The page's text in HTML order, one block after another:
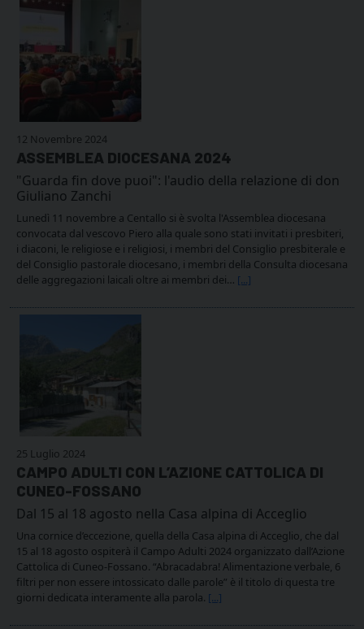
12 Novembre 2024
ASSEMBLEA DIOCESANA 2024
"Guarda fin dove puoi": l'audio della relazione di don
Giuliano Zanchi
Lunedì 11 novembre a Centallo si è svolta l'Assemblea diocesana
convocata dal vescovo Piero alla quale sono stati invitati i presbiteri,
i diaconi, le religiose e i religiosi, i membri del Consiglio presbiterale e
del Consiglio pastorale diocesano, i membri della Consulta diocesana
delle aggregazioni laicali oltre ai membri dei… [...]
25 Luglio 2024
CAMPO ADULTI CON L’AZIONE CATTOLICA DI
CUNEO-FOSSANO
Dal 15 al 18 agosto nella Casa alpina di Acceglio
Una cornice d’eccezione, quella della Casa alpina di Acceglio, che dal
15 al 18 agosto ospiterà il Campo Adulti 2024 organizzato dall’Azione
Cattolica di Cuneo-Fossano. “Abracadabra! Alimentazione verbale, 6
filtri per non essere intossicato dalle parole” è il titolo di questa tre
giorni dedicata interamente alla parola. [...]